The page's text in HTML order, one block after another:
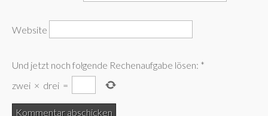
Website
Und jetzt noch folgende Rechenaufgabe lösen: *
zwei × drei =